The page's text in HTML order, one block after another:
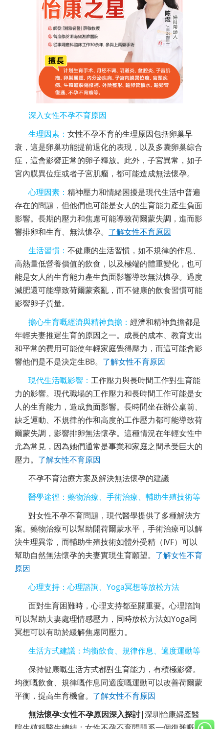
深入女性不孕不育原因
生理因素： 女性不孕不育的生理原因包括卵巢早
衰，這是卵巢功能提前退化的表現，以及多囊卵巢綜合
症，這會影響正常的卵子釋放。此外，子宮異常，如子
宮內膜異位症或者子宮肌瘤，都可能造成無法懷孕。
心理因素： 精神壓力和情緒困擾是現代生活中普遍
存在的問題，但他們也可能是女人的生育能力產生負面
影響。長期的壓力和焦慮可能導致荷爾蒙失調，進而影
響排卵和生育、無法懷孕。 了解女性不育原因
生活習慣： 不健康的生活習慣，如不規律的作息、
高熱量低營養價值的飲食 ，以及極端的體重變化，也可
能是女人的生育能力產生負面影響導致無法懷孕。過度
減肥還可能導致荷爾蒙紊亂，而不健康的飲食習慣可能
影響卵子質量。
擔心生育嘅經濟與精神負擔： 經濟和精神負擔都是
年輕夫妻推遲生育的原因之一。成長的成本、教育支出
和平常的費用可能使年輕家庭覺得壓力，而這可能會影
響他們是不是決定生BB。 了解女性不育原因
現代生活嘅影響： 工作壓力與長時間工作對生育能
力的影響。現代職場的工作壓力和長時間工作可能是女
人的生育能力，造成負面影響。長時間坐在辦公桌前、
缺乏運動、不規律的作和高度的工作壓力都可能導致荷
爾蒙失調，影響排卵無法懷孕。這種情況在年輕女性中
尤為常見，因為她們通常是事業和家庭之間承受巨大的
壓力。 了解女性不育原因
不孕不育治療方案及解決無法懷孕的建議
醫學途徑：藥物治療、手術治療、輔助生殖技術等
對女性不孕不育問題，現代醫學提供了多種解決方
案。藥物治療可以幫助開荷爾蒙水平，手術治療可以解
決生理異常，而輔助生殖技術如體外受精（IVF）可以
幫助自然無法懷孕的夫妻實現生育願望。 了解女性不育
原因
心理支持：心理諮詢、Yoga冥想等放松方法
面對生育困難時，心理支持都至關重要。心理諮詢
可以幫助夫妻處理情感壓力，同時放松方法如Yoga同
冥想可以有助於緩解焦慮同壓力。
生活方式建議：均衡飲食、規律作息、適度運動等
保持健康嘅生活方式都對生育能力，有積極影響。
均衡嘅飲食、規律嘅作息同適度嘅運動可以改善荷爾蒙
平衡，提高生育機會。 了解女性不育原因
無法懷孕:女性不孕原因深入探討|深圳怡康婦產醫